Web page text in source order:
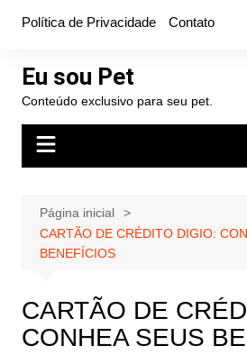
conteúdo
Política de Privacidade Contato
Eu sou Pet
Conteúdo exclusivo para seu pet.
Página inicial
CARTÃO DE CRÉDITO DIGIO:
BENEFÍCIOS
CARTÃO DE
CONHEA SEUS